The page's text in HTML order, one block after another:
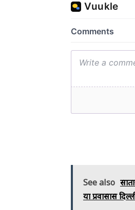
See also
या प्रवासास